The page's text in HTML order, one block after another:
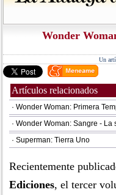
Wonder
Un
Artículos relacionados
· Wonder Woman: Primera
· Wonder Woman: Sangre - La
· Superman: Tierra Uno
Recientemente
Ediciones, el tercer